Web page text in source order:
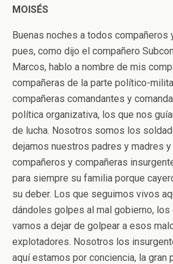
MOISÉS
Buenas noches a todos compañeros
pues, como dijo el compañero
Marcos, hablo a nombre de mis
compañeras de la parte político-
compañeras comandantes y
política organizativa, los que nos
de lucha. Nosotros somos los
dejamos nuestros padres y madres y
compañeros y compañeras
para siempre su familia porque
su deber. Los que seguimos vivos
dándoles golpes al mal gobierno,
vamos a dejar de golpear a esos
explotadores. Nosotros los
aquí estamos por conciencia, la gran